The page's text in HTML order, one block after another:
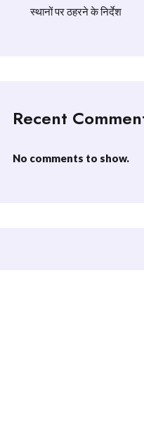
स्थानों पर ठहरने के निर्देश
Recent
No comments to show.